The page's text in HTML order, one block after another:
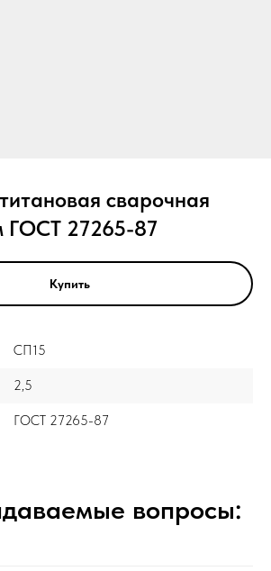
сварочная
ГОСТ 27265-87
Купить
СП15
2,5
ГОСТ 27265-87
вопросы: